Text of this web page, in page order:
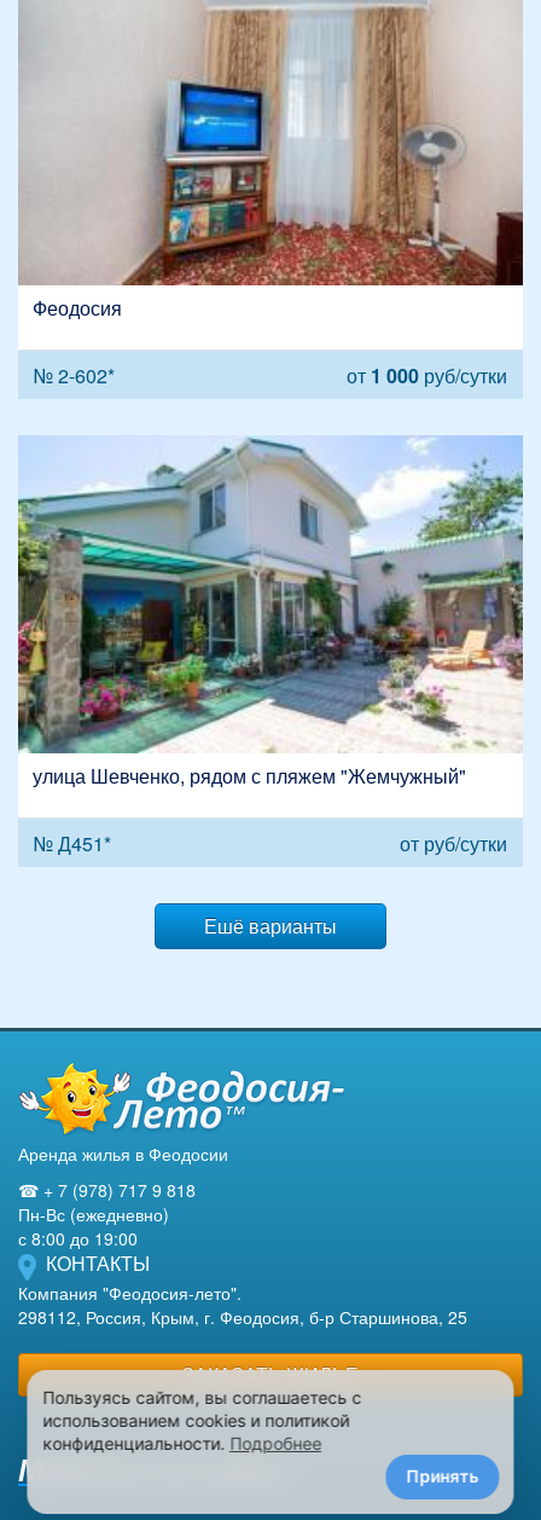
Феодосия
№ 2-602* от 1 000 руб/сутки
улица Шевченко, рядом с пляжем "Жемчужный"
№ Д451* от руб/сутки
Ешё варианты
Аренда жилья в Феодосии
☎ + 7 (978) 717 9 818
Пн-Вс (ежедневно)
с 8:00 до 19:00
КОНТАКТЫ
Компания "Феодосия-лето".
298112, Россия, Крым, г. Феодосия, б-р Старшинова, 25
ЗАКАЗАТЬ ЖИЛЬЕ
Макеты на заказ
Пользуясь сайтом, вы соглашаетесь с
использованием cookies и политикой
конфиденциальности. Подробнее
Принять